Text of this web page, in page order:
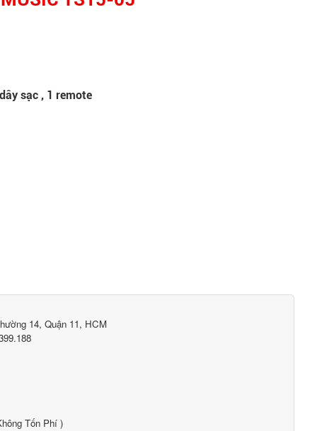
sạc , 1 remote
14, Quận 11, HCM
Tốn Phí )